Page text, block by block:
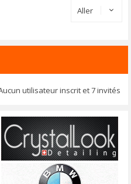
Aller
utilisateur inscrit et 7 invités